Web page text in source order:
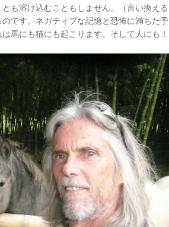
も溶け込むこともしません。（言い換える
です。ネガティブな記憶と恐怖に満ちた予
馬にも猫にも起こります。そして人にも！